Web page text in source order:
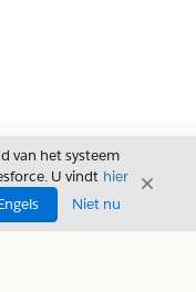
van het systeem
U vindt hier
Niet nu
Sluiten